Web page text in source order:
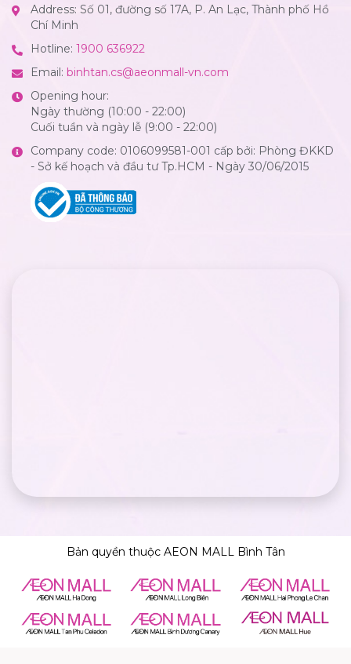
Address: Số 01, đường số 17A, P. An Lạc, Thành phố Hồ
Chí Minh
Hotline: 1900 636922
Email: binhtan.cs@aeonmall-vn.com
Opening hour:
Ngày thường (10:00 - 22:00)
Cuối tuần và ngày lễ (9:00 - 22:00)
Company code: 0106099581-001 cấp bởi: Phòng ĐKKD
- Sở kế hoạch và đầu tư Tp.HCM - Ngày 30/06/2015
Bản quyền thuộc AEON MALL Bình Tân